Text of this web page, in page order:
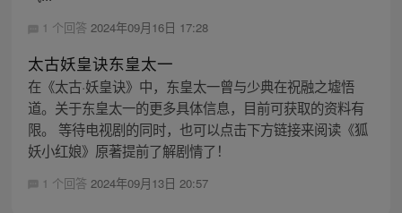
1 个回答 2024年09月16日 17:28
太古妖皇诀东皇太一
在《太古·妖皇诀》中，东皇太一曾与少典在祝融之墟悟
道。关于东皇太一的更多具体信息，目前可获取的资料有
限。 等待电视剧的同时，也可以点击下方链接来阅读《狐
妖小红娘》原著提前了解剧情了！
1 个回答 2024年09月13日 20:57